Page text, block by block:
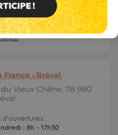
sur-Orge
des-Bois
France - Bréval
du Vieux Chêne, 78 980
:
: 8h - 17h30